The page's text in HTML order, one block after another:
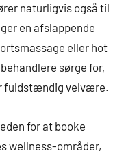
naturligvis også til
en afslappende
eller hot
sørge for,
fuldstændig velvære.
for at booke
wellness-områder,